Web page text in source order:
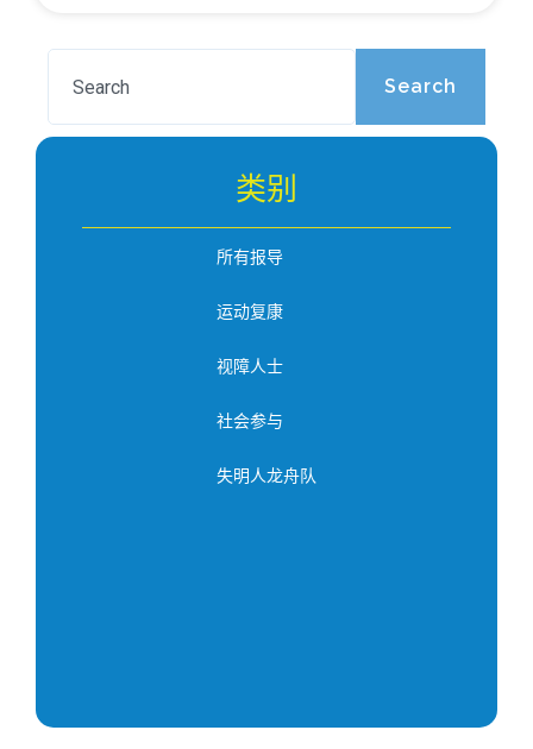
Search
类别
所有报导
运动复康
视障人士
社会参与
失明人龙舟队